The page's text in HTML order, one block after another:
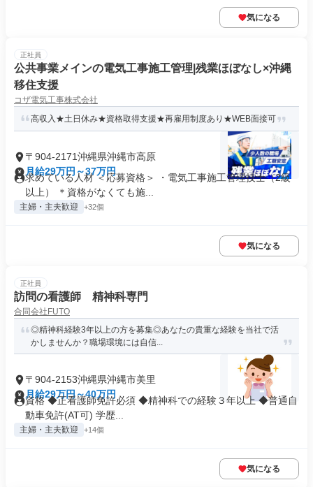
気になる
正社員
公共事業メインの電気工事施工管理|残業ほぼなし×沖縄
移住支援
コザ電気工事株式会社
高収入★土日休み★資格取得支援★再雇用制度あり★WEB面接可
〒904-2171沖縄県沖縄市高原
月給29万円～37万円
求めている人材 ＜応募資格＞ ・電気工事施工管理技士（2級
以上） ＊資格がなくても施...
主婦・主夫歓迎 +32個
気になる
正社員
訪問の看護師 精神科専門
合同会社FUTO
◎精神科経験3年以上の方を募集◎あなたの貴重な経験を当社で活
かしませんか？職場環境には自信...
〒904-2153沖縄県沖縄市美里
月給29万円～40万円
資格 ◆正看護師免許必須 ◆精神科での経験３年以上 ◆普通自
動車免許(AT可) 学歴...
主婦・主夫歓迎 +14個
気になる